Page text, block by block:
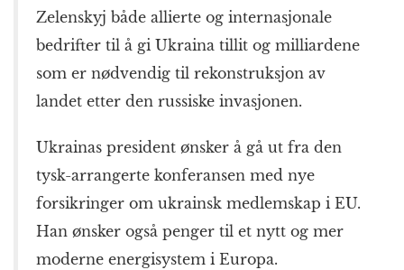
Zelenskyj både allierte og internasjonale
bedrifter til å gi Ukraina tillit og milliardene
som er nødvendig til rekonstruksjon av
landet etter den russiske invasjonen.
Ukrainas president ønsker å gå ut fra den
tysk-arrangerte konferansen med nye
forsikringer om ukrainsk medlemskap i EU.
Han ønsker også penger til et nytt og mer
moderne energisystem i Europa.